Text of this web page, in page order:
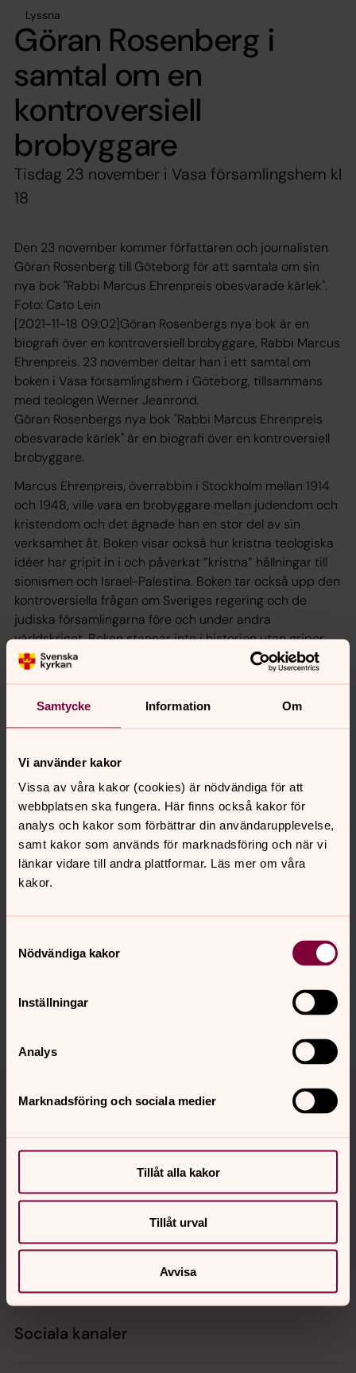
Samtycke Information Om
Vi använder kakor
Vissa av våra kakor (cookies) är nödvändiga för att
webbplatsen ska fungera. Här finns också kakor för
analys och kakor som förbättrar din användarupplevelse,
samt kakor som används för marknadsföring och när vi
länkar vidare till andra plattformar. Läs mer om våra
kakor.
Nödvändiga kakor
Inställningar
Analys
Marknadsföring och sociala medier
Tillåt alla kakor
Tillåt urval
Avvisa
Lyssna
Göran Rosenberg i
samtal om en
kontroversiell
brobyggare
Tisdag 23 november i Vasa församlingshem kl
18
Den 23 november kommer författaren och journalisten
Göran Rosenberg till Göteborg för att samtala om sin
nya bok "Rabbi Marcus Ehrenpreis obesvarade kärlek".
Foto: Cato Lein
[2021-11-18 09:02]Göran Rosenbergs nya bok är en
biografi över en kontroversiell brobyggare, Rabbi Marcus
Ehrenpreis. 23 november deltar han i ett samtal om
boken i Vasa församlingshem i Göteborg, tillsammans
med teologen Werner Jeanrond.
Göran Rosenbergs nya bok "Rabbi Marcus Ehrenpreis
obesvarade kärlek" är en biografi över en kontroversiell
brobyggare.
Marcus Ehrenpreis, överrabbin i Stockholm mellan 1914
och 1948, ville vara en brobyggare mellan judendom och
kristendom och det ägnade han en stor del av sin
verksamhet åt. Boken visar också hur kristna teologiska
idéer har gripit in i och påverkat ”kristna” hållningar till
sionismen och Israel-Palestina. Boken tar också upp den
kontroversiella frågan om Sveriges regering och de
judiska församlingarna före och under andra
världskriget. Boken stannar inte i historien utan griper
även in i nutid.
Om detta talar Göran Rosenberg med Werner Jeanrond,
prof. i systematisk teologi under ledning av Maria
Bergius, präst i Domkyrkan.
Tisdag 23 november kl 18.00 i Vasa församlingshem,
Vasa kyrkoplan 1, Göteborg
Kvällen arrangeras av Kultursamverkan Svenska kyrkan,
Domkyrkoförsamlingen och Judiska Församlingen i
Göteborg i samarbete med Sensus studieförbund.
Synpunkter eller frågor på sidans
vasa.forsamling@svenskakyrkan.se
Kontakt
Sociala kanaler